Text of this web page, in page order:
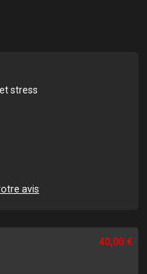
stress
avis
40,00 €